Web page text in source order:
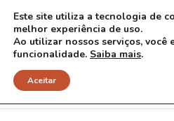
15 red
Este site utiliza a tecnologia de
melhor experiência de uso.
Ao utilizar nossos serviços, você
funcionalidade. Saiba mais.
Aceitar